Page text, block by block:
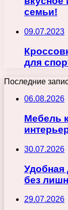
семьи!
09.07.2023
для
Последние
06.08.2026
Мебель
30.07.2026
Удобная
без
29.07.2026